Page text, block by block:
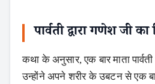
पार्वती द्वारा गणेश जी का
कथा के अनुसार, एक बार माता
उन्होंने अपने शरीर के उबटन से एक